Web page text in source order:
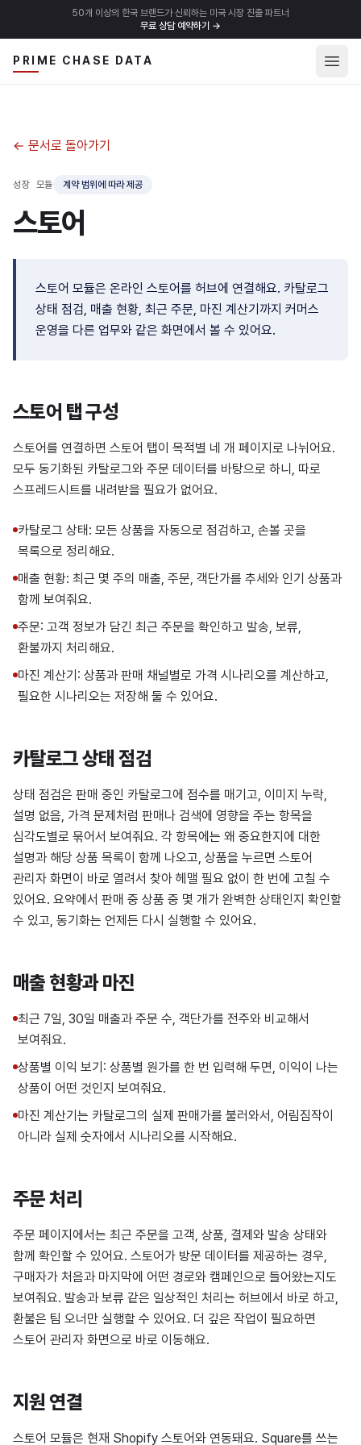
50개 이상의 한국 브랜드가 신뢰하는 미국 시장 진출 파트너
무료 상담 예약하기 →
PRIME CHASE DATA 메뉴
← 문서로 돌아가기
성장 모듈 계약 범위에 따라 제공
스토어
스토어 모듈은 온라인 스토어를 허브에 연결해요. 카탈로그
상태 점검, 매출 현황, 최근 주문, 마진 계산기까지 커머스
운영을 다른 업무와 같은 화면에서 볼 수 있어요.
스토어 탭 구성
스토어를 연결하면 스토어 탭이 목적별 네 개 페이지로 나뉘어요.
모두 동기화된 카탈로그와 주문 데이터를 바탕으로 하니, 따로
스프레드시트를 내려받을 필요가 없어요.
카탈로그 상태: 모든 상품을 자동으로 점검하고, 손볼 곳을
목록으로 정리해요.
매출 현황: 최근 몇 주의 매출, 주문, 객단가를 추세와 인기 상품과
함께 보여줘요.
주문: 고객 정보가 담긴 최근 주문을 확인하고 발송, 보류,
환불까지 처리해요.
마진 계산기: 상품과 판매 채널별로 가격 시나리오를 계산하고,
필요한 시나리오는 저장해 둘 수 있어요.
카탈로그 상태 점검
상태 점검은 판매 중인 카탈로그에 점수를 매기고, 이미지 누락,
설명 없음, 가격 문제처럼 판매나 검색에 영향을 주는 항목을
심각도별로 묶어서 보여줘요. 각 항목에는 왜 중요한지에 대한
설명과 해당 상품 목록이 함께 나오고, 상품을 누르면 스토어
관리자 화면이 바로 열려서 찾아 헤맬 필요 없이 한 번에 고칠 수
있어요. 요약에서 판매 중 상품 중 몇 개가 완벽한 상태인지 확인할
수 있고, 동기화는 언제든 다시 실행할 수 있어요.
매출 현황과 마진
최근 7일, 30일 매출과 주문 수, 객단가를 전주와 비교해서
보여줘요.
상품별 이익 보기: 상품별 원가를 한 번 입력해 두면, 이익이 나는
상품이 어떤 것인지 보여줘요.
마진 계산기는 카탈로그의 실제 판매가를 불러와서, 어림짐작이
아니라 실제 숫자에서 시나리오를 시작해요.
주문 처리
주문 페이지에서는 최근 주문을 고객, 상품, 결제와 발송 상태와
함께 확인할 수 있어요. 스토어가 방문 데이터를 제공하는 경우,
구매자가 처음과 마지막에 어떤 경로와 캠페인으로 들어왔는지도
보여줘요. 발송과 보류 같은 일상적인 처리는 허브에서 바로 하고,
환불은 팀 오너만 실행할 수 있어요. 더 깊은 작업이 필요하면
스토어 관리자 화면으로 바로 이동해요.
지원 연결
스토어 모듈은 현재 Shopify 스토어와 연동돼요. Square를 쓰는